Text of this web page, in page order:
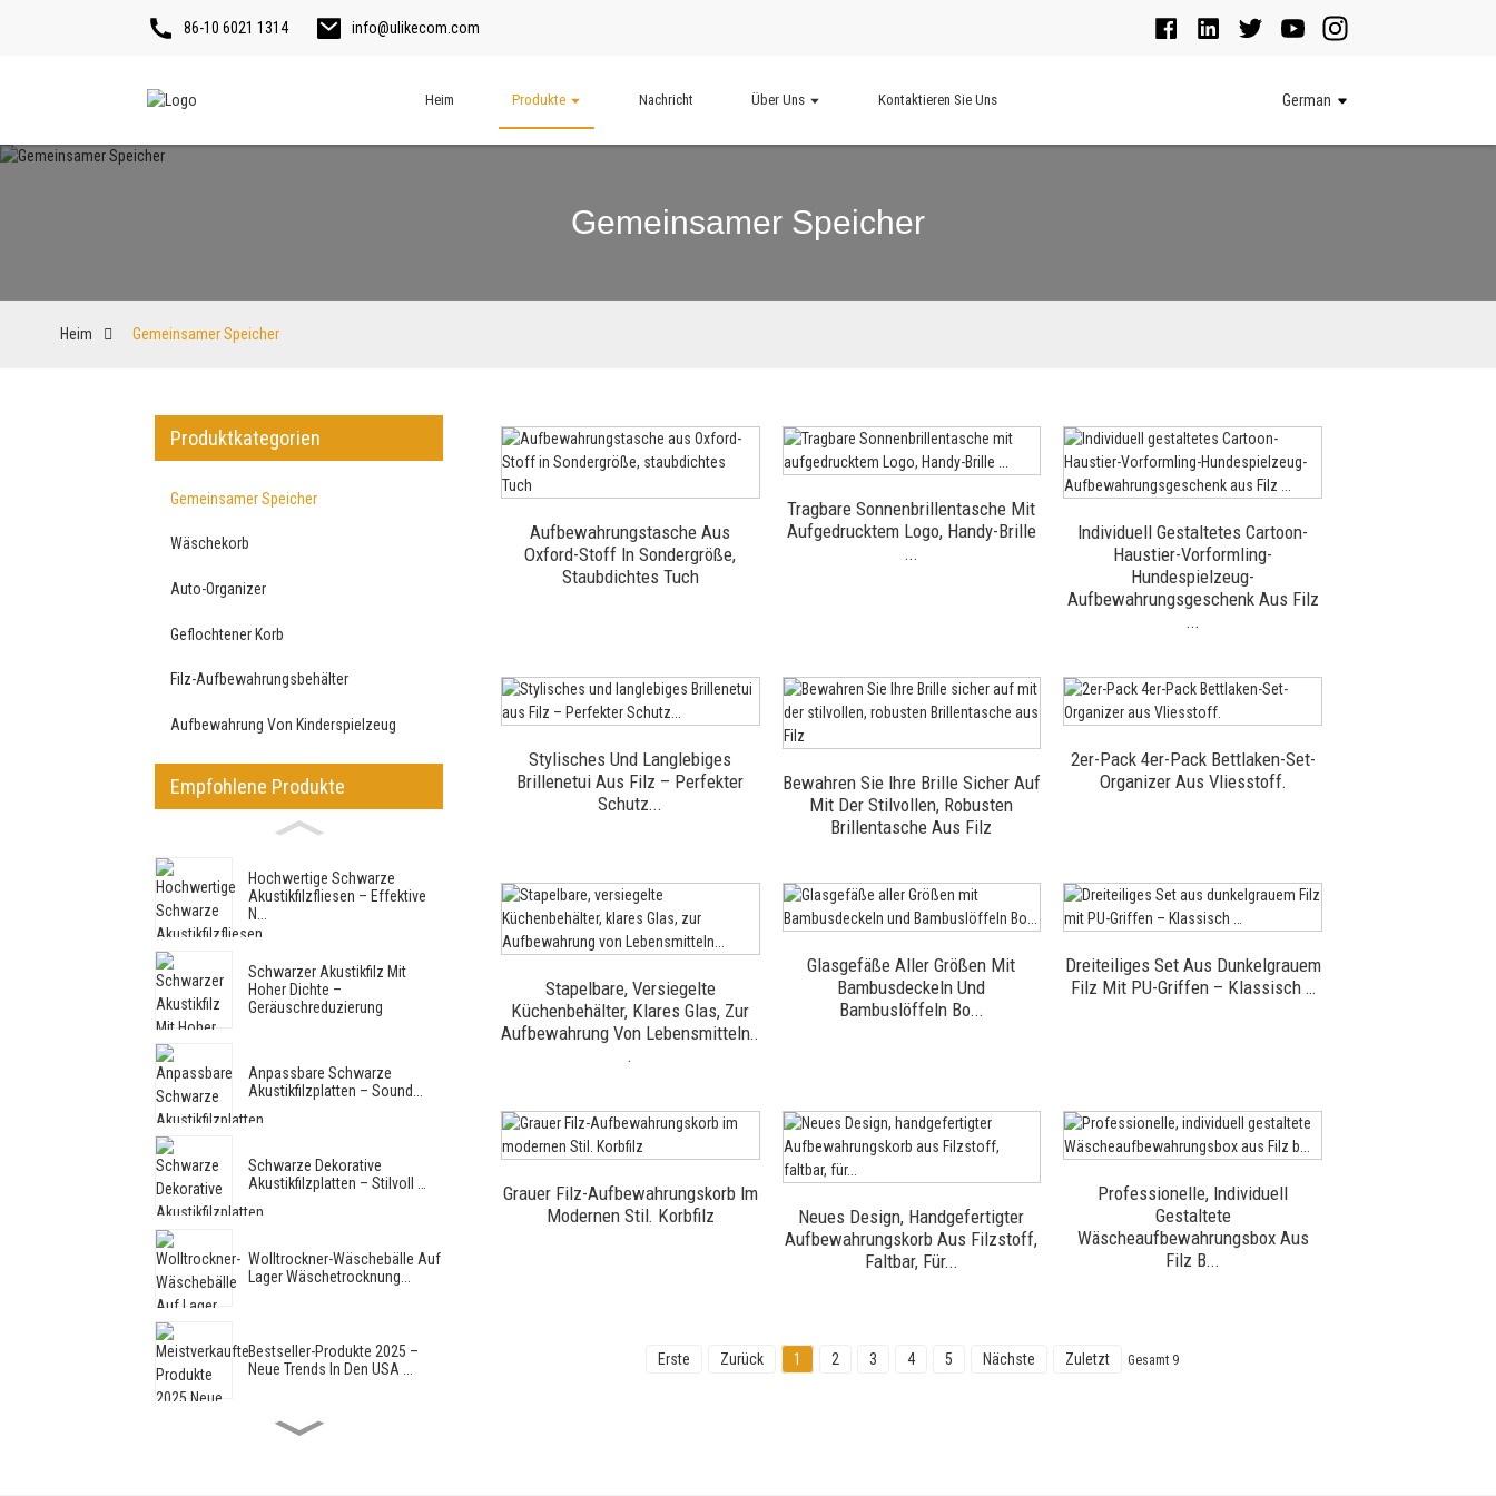
86-10 6021 1314 info@ulikecom.com
Heim Produkte Nachricht Über Uns Kontaktieren Sie Uns German
Gemeinsamer Speicher
Heim Gemeinsamer Speicher
Produktkategorien
Gemeinsamer Speicher
Wäschekorb
Auto-Organizer
Geflochtener Korb
Filz-Aufbewahrungsbehälter
Aufbewahrung Von Kinderspielzeug
Empfohlene Produkte
Hochwertige Schwarze
Akustikfilzfliesen – Effektive
N...
Schwarzer Akustikfilz Mit
Hoher Dichte –
Geräuschreduzierung
Anpassbare Schwarze
Akustikfilzplatten – Sound...
Schwarze Dekorative
Akustikfilzplatten – Stilvoll …
Wolltrockner-Wäschebälle Auf
Lager Wäschetrocknung...
Bestseller-Produkte 2025 –
Neue Trends In Den USA ...
Neuankömmlinge 2025,
Aufbewahrungstasche Aus
Oxford-Stoff In Sondergröße,
Staubdichtes Tuch
Tragbare Sonnenbrillentasche Mit
Aufgedrucktem Logo, Handy-Brille
...
Individuell Gestaltetes Cartoon-
Haustier-Vorformling-
Hundespielzeug-
Aufbewahrungsgeschenk Aus Filz
...
Stylisches Und Langlebiges
Brillenetui Aus Filz – Perfekter
Schutz...
Bewahren Sie Ihre Brille Sicher Auf
Mit Der Stilvollen, Robusten
Brillentasche Aus Filz
2er-Pack 4er-Pack Bettlaken-Set-
Organizer Aus Vliesstoff.
Stapelbare, Versiegelte
Küchenbehälter, Klares Glas, Zur
Aufbewahrung Von Lebensmitteln..​
.
Glasgefäße Aller Größen Mit
Bambusdeckeln Und
Bambuslöffeln Bo...
Dreiteiliges Set Aus Dunkelgrauem
Filz Mit PU-Griffen – Klassisch …
Grauer Filz-Aufbewahrungskorb Im
Modernen Stil. Korbfilz
Neues Design, Handgefertigter
Aufbewahrungskorb Aus Filzstoff,
Faltbar, Für...
Professionelle, Individuell
Gestaltete
Wäscheaufbewahrungsbox Aus
Filz B...
Erste Zurück 1 2 3 4 5 Nächste Zuletzt Gesamt 9